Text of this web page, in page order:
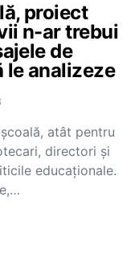
proiect
n-ar trebui
de
le analizeze
atât pentru
directori și
educaționale.